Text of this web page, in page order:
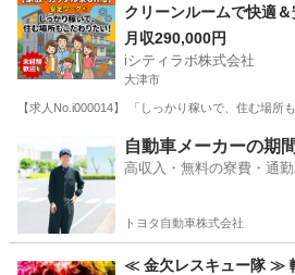
クリーンルームで快適
月収290,000円
iシティラボ株式会社
大津市
【求人No.i000014】 「しっかり稼いで、住む場
その他 4勤2休
自動車メーカーの期
高収入・無料の寮費・通
トヨタ自動車株式会社
≪ 金欠レスキュー隊 ≫